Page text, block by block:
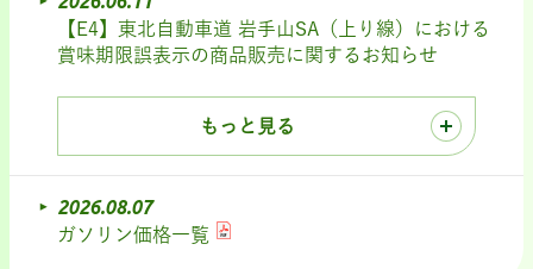
【E4】東北自動車道 岩手山SA（上り線）における
賞味期限誤表示の商品販売に関するお知らせ
もっと見る
2026.08.07
ガソリン価格一覧